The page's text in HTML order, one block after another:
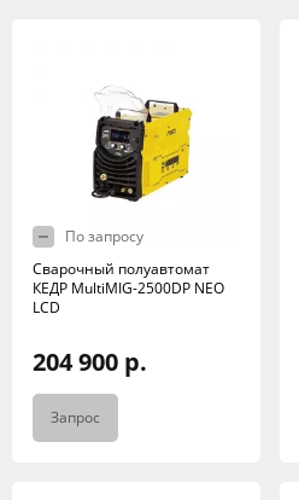
По запросу
Сварочный полуавтомат
КЕДР MultiMIG-2500DP NEO
LCD
204 900 р.
Запрос